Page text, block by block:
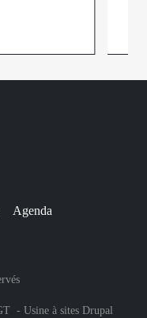
Agenda
- Usine à sites Drupal